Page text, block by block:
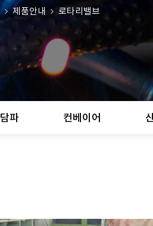
제품안내 로타리밸브
담파 컨베이어